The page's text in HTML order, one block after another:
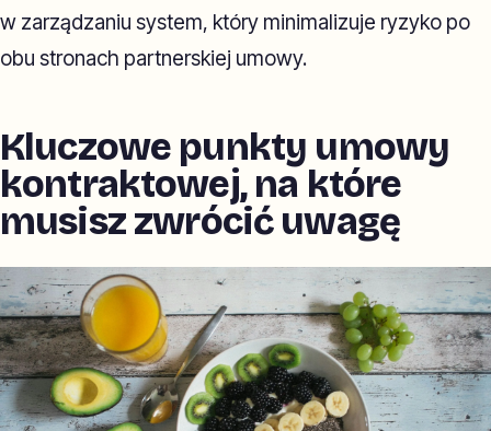
w zarządzaniu system, który minimalizuje ryzyko po
obu stronach partnerskiej umowy.
Kluczowe punkty umowy
kontraktowej, na które
musisz zwrócić uwagę